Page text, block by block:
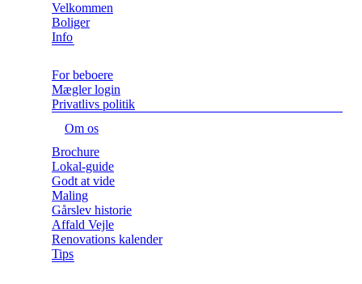
Velkommen
Boliger
Info
For beboere
Mægler login
Privatlivs politik
Om os
Brochure
Lokal-guide
Godt at vide
Maling
Gårslev historie
Affald Vejle
Renovations kalender
Tips